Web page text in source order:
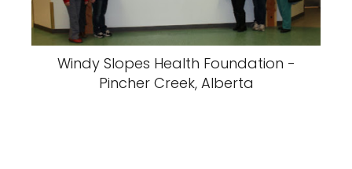
Windy Slopes Health Foundation -
Pincher Creek, Alberta